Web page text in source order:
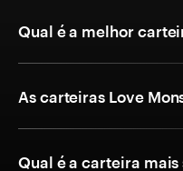
Qual é a melhor
As carteiras Love
Qual é a carteira